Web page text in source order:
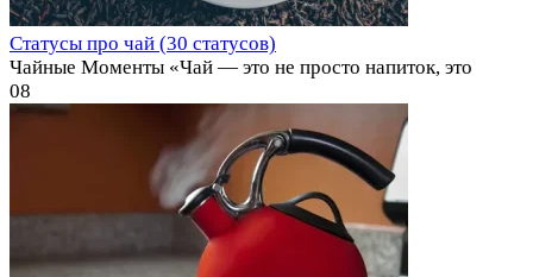
Статусы про чай (30 статусов)
Чайные Моменты «Чай — это не просто напиток, это
08